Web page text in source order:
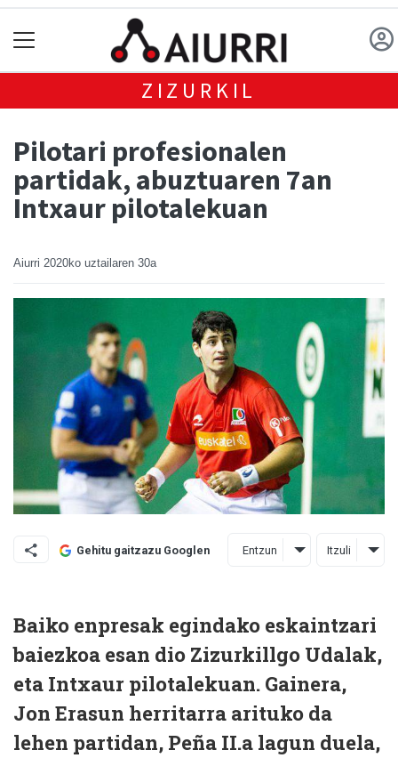
ZIZURKIL
Pilotari profesionalen
partidak, abuztuaren 7an
Intxaur pilotalekuan
Aiurri 2020ko uztailaren 30a
Gehitu gaitzazu Googlen Entzun Itzuli
Baiko enpresak egindako eskaintzari
baiezkoa esan dio Zizurkillgo Udalak,
eta Intxaur pilotalekuan. Gainera,
Jon Erasun herritarra arituko da
lehen partidan, Peña II.a lagun duela,